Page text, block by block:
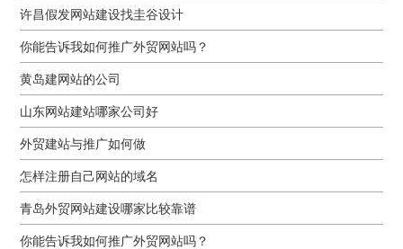
许昌假发网站建设找圭谷设计
你能告诉我如何推广外贸网站吗？
黄岛建网站的公司
山东网站建站哪家公司好
外贸建站与推广如何做
怎样注册自己网站的域名
青岛外贸网站建设哪家比较靠谱
你能告诉我如何推广外贸网站吗？